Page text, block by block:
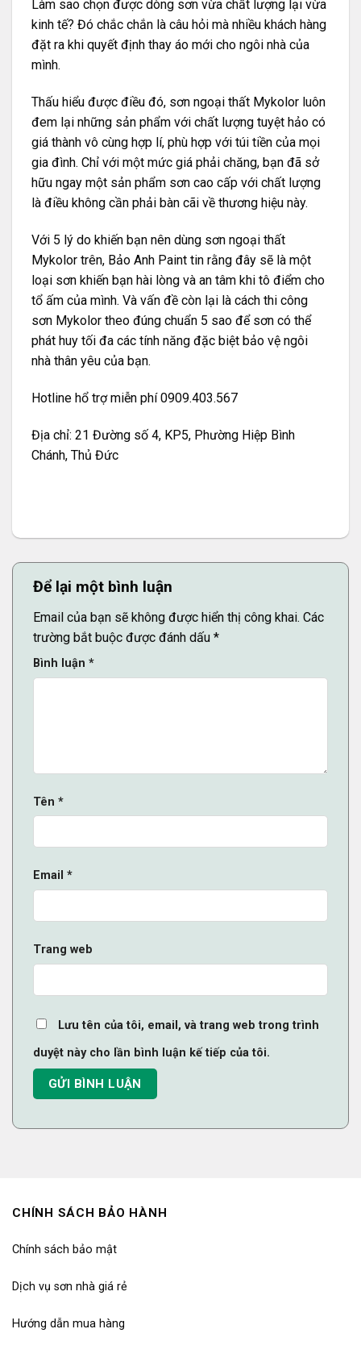
Làm sao chọn được dòng sơn vừa chất lượng lại vừa
kinh tế? Đó chắc chắn là câu hỏi mà nhiều khách hàng
đặt ra khi quyết định thay áo mới cho ngôi nhà của
mình.
Thấu hiểu được điều đó, sơn ngoại thất Mykolor luôn
đem lại những sản phẩm với chất lượng tuyệt hảo có
giá thành vô cùng hợp lí, phù hợp với túi tiền của mọi
gia đình. Chỉ với một mức giá phải chăng, bạn đã sở
hữu ngay một sản phẩm sơn cao cấp với chất lượng
là điều không cần phải bàn cãi về thương hiệu này.
Với 5 lý do khiến bạn nên dùng sơn ngoại thất
Mykolor trên, Bảo Anh Paint tin rằng đây sẽ là một
loại sơn khiến bạn hài lòng và an tâm khi tô điểm cho
tổ ấm của mình. Và vấn đề còn lại là cách thi công
sơn Mykolor theo đúng chuẩn 5 sao để sơn có thể
phát huy tối đa các tính năng đặc biệt bảo vệ ngôi
nhà thân yêu của bạn.
Hotline hổ trợ miễn phí 0909.403.567
Địa chỉ: 21 Đường số 4, KP5, Phường Hiệp Bình
Chánh, Thủ Đức
Để lại một bình luận
Email của bạn sẽ không được hiển thị công khai. Các
trường bắt buộc được đánh dấu *
Bình luận *
Tên *
Email *
Trang web
Lưu tên của tôi, email, và trang web trong trình
duyệt này cho lần bình luận kế tiếp của tôi.
CHÍNH SÁCH BẢO HÀNH
Chính sách bảo mật
Dịch vụ sơn nhà giá rẻ
Hướng dẫn mua hàng